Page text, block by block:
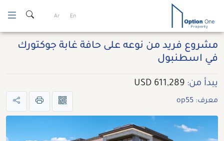
content
En
Ar
مشروع فريد من نوعه على حافة غابة جوكتورك
في اسطنبول
يبدأ من: 611,289 USD
معرف: op55